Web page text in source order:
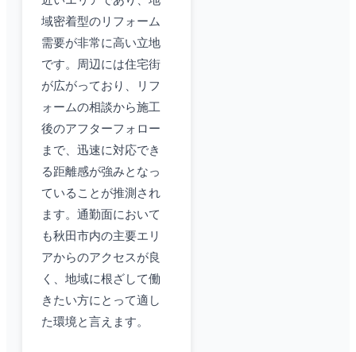
域密着型のリフォーム
需要が非常に高い立地
です。周辺には住宅街
が広がっており、リフ
ォームの相談から施工
後のアフターフォロー
まで、迅速に対応でき
る距離感が強みとなっ
ていることが推測され
ます。通勤面において
も秋田市内の主要エリ
アからのアクセスが良
く、地域に根ざして働
きたい方にとって適し
た環境と言えます。